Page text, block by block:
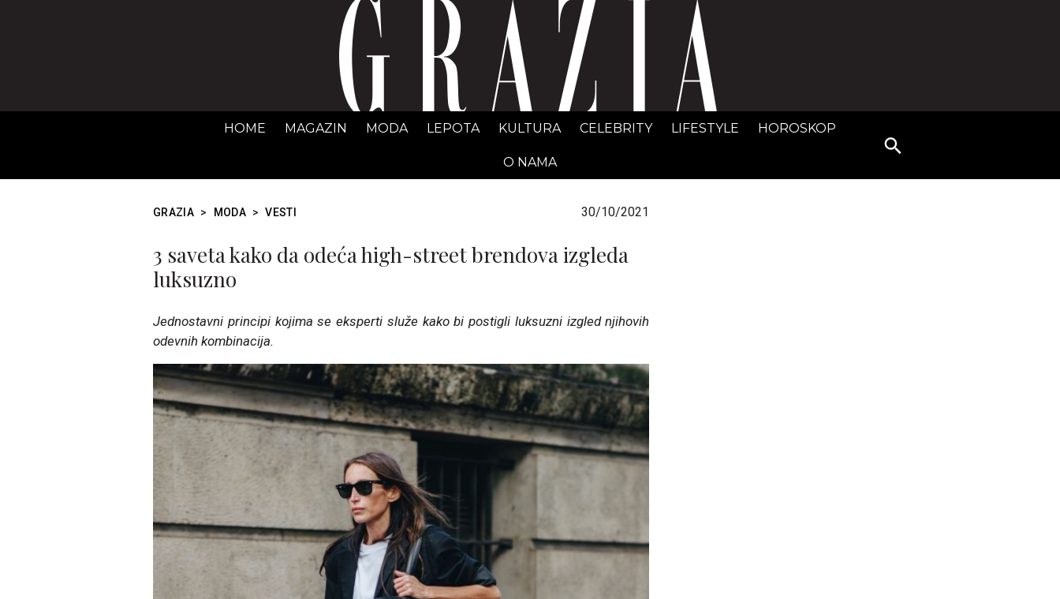
GRAZIA Srbija
HOME MAGAZIN MODA LEPOTA KULTURA CELEBRITY LIFESTYLE HOROSKOP
O NAMA
Search
for:
GRAZIA > MODA > VESTI 30/10/2021
3 saveta kako da odeća high-street brendova izgleda
luksuzno
Jednostavni principi kojima se eksperti služe kako bi postigli luksuzni izgled njihovih
odevnih kombinacija.